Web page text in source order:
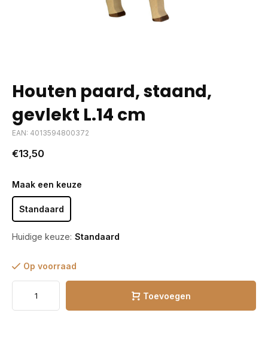
Houten paard, staand,
gevlekt L.14 cm
EAN: 4013594800372
€13,50
Maak een keuze
Standaard
Huidige keuze: Standaard
Op voorraad
Toevoegen